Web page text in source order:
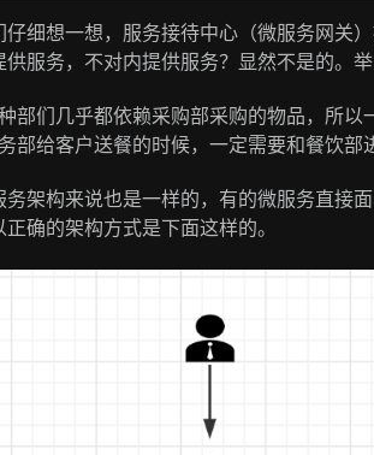
仔细想一想，服务接待中心（微服务网关
供服务，不对内提供服务？显然不是的。举
部们几乎都依赖采购部采购的物品，所以
部给客户送餐的时候，一定需要和餐饮部
务架构来说也是一样的，有的微服务直接
确的架构方式是下面这样的。